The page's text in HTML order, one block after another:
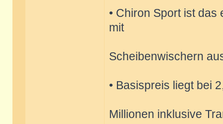
• Chiron Sport ist
mit
Scheibenwischern
• Basispreis liegt bei
Millionen inklusive